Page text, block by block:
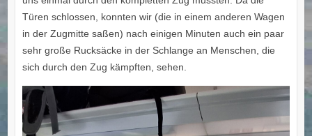
Türen schlossen, konnten wir (die in einem anderen Wagen
in der Zugmitte saßen) nach einigen Minuten auch ein paar
sehr große Rucksäcke in der Schlange an Menschen, die
sich durch den Zug kämpften, sehen.